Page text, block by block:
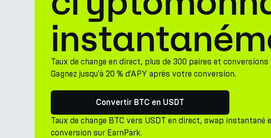
Taux de change en direct, plus de 300 paires et
Gagnez jusqu'à 20 % d'APY après votre conversion.
Convertir BTC en USDT
Taux de change BTC vers USDT en direct, swap instantané
conversion sur EarnPark.